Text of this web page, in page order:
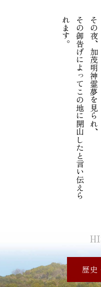
その夜、加茂明神霊夢を見られ、
そ
の
御
告
げ
に
よ
っ
て
こ
の
地
に
開
山
し
た
と
言
い
伝
え
ら
れ
ま
す
。
歴史